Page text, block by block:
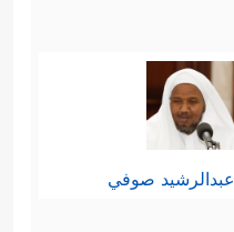
عبدالرشيد صوفي